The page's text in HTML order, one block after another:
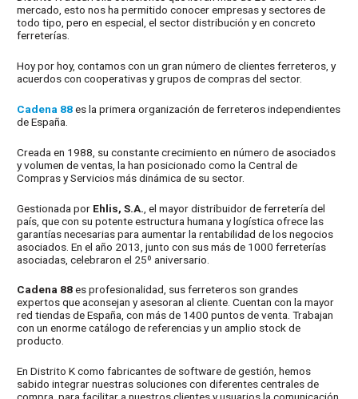
mercado, esto nos ha permitido conocer empresas y sectores de
todo tipo, pero en especial, el sector distribución y en concreto
ferreterías.
Hoy por hoy, contamos con un gran número de clientes ferreteros, y
acuerdos con cooperativas y grupos de compras del sector.
Cadena 88es la primera organización de ferreteros independientes
de España.
Creada en 1988, su constante crecimiento en número de asociados
y volumen de ventas, la han posicionado como la Central de
Compras y Servicios más dinámica de su sector.
Gestionada por Ehlis, S.A. , el mayor distribuidor de ferretería del
país, que con su potente estructura humana y logística ofrece las
garantías necesarias para aumentar la rentabilidad de los negocios
asociados. En el año 2013, junto con sus más de 1000 ferreterías
asociadas, celebraron el 25º aniversario.
Cadena 88es profesionalidad, sus ferreteros son grandes
expertos que aconsejan y asesoran al cliente. Cuentan con la mayor
red tiendas de España, con más de 1400 puntos de venta. Trabajan
con un enorme catálogo de referencias y un amplio stock de
producto.
En Distrito K como fabricantes de software de gestión, hemos
sabido integrar nuestras soluciones con diferentes centrales de